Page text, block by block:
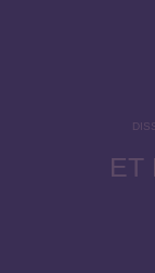
ET